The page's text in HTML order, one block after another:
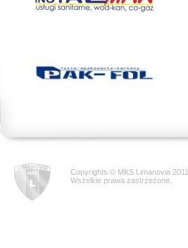
Copyrights © MKS Limanovia 2011
Wszelkie prawa zastrzeżone.